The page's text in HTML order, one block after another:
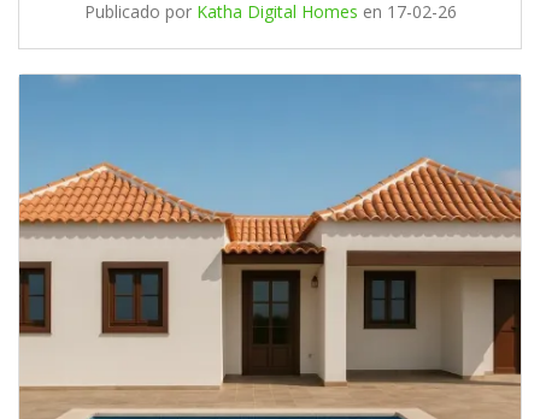
Publicado por Katha Digital Homes en 17-02-26